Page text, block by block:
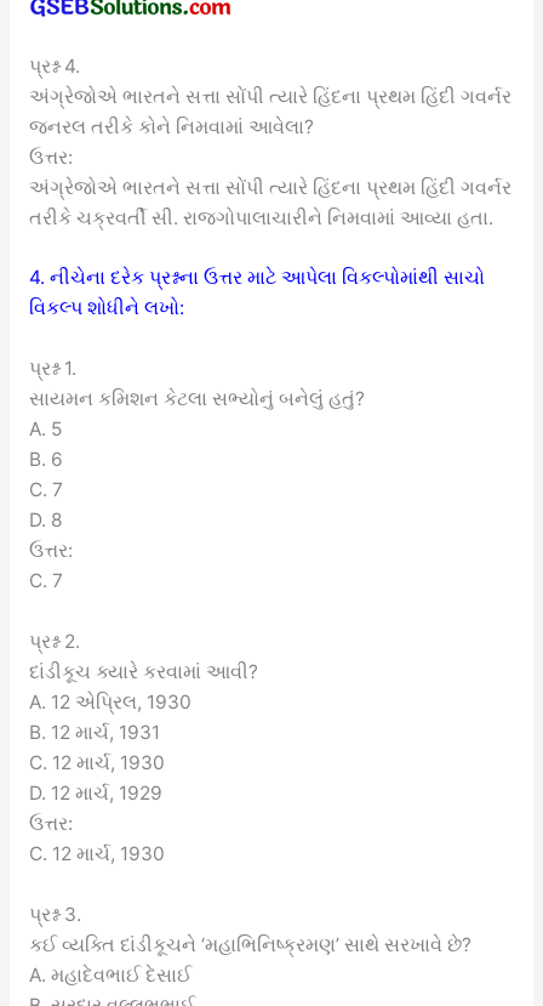
પ્રશ્ન 4.
અંગ્રેજોએ ભારતને સત્તા સોંપી ત્યારે હિંદના પ્રથમ હિંદી ગવર્નર
જનરલ તરીકે કોને નિમવામાં આવેલા?
ઉત્તર:
અંગ્રેજોએ ભારતને સત્તા સોંપી ત્યારે હિંદના પ્રથમ હિંદી ગવર્નર
તરીકે ચક્રવર્તી સી. રાજગોપાલાચારીને નિમવામાં આવ્યા હતા.
4. નીચેના દરેક પ્રશ્નના ઉત્તર માટે આપેલા વિકલ્પોમાંથી સાચો
વિકલ્પ શોધીને લખો:
પ્રશ્ન 1.
સાયમન કમિશન કેટલા સભ્યોનું બનેલું હતું?
A. 5
B. 6
C. 7
D. 8
ઉત્તર:
C. 7
પ્રશ્ન 2.
દાંડીકૂચ ક્યારે કરવામાં આવી?
A. 12 એપ્રિલ, 1930
B. 12 માર્ચ, 1931
C. 12 માર્ચ, 1930
D. 12 માર્ચ, 1929
ઉત્તર:
C. 12 માર્ચ, 1930
પ્રશ્ન 3.
કઈ વ્યક્તિ દાંડીકૂચને ‘મહાભિનિષ્ક્રમણ’ સાથે સરખાવે છે?
A. મહાદેવભાઈ દેસાઈ